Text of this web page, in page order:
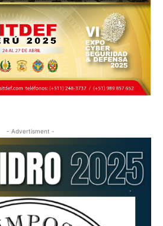
- Advertisment -